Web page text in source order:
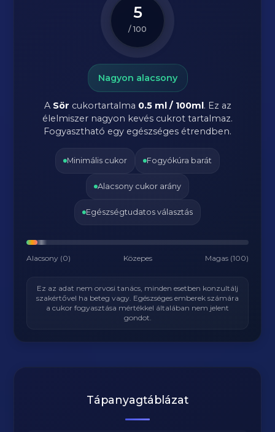
5
/ 100
Nagyon alacsony
A Sör cukortartalma 0.5 ml / 100ml. Ez az
élelmiszer nagyon kevés cukrot tartalmaz.
Fogyasztható egy egészséges étrendben.
Minimális cukor Fogyókúra barát
Alacsony cukor arány
Egészségtudatos választás
Alacsony (0) Közepes Magas (100)
Ez az adat nem orvosi tanács, minden esetben konzultálj
szakértővel ha beteg vagy. Egészséges emberek számára
a cukor fogyasztása mértékkel általában nem jelent
gondot.
Tápanyagtáblázat